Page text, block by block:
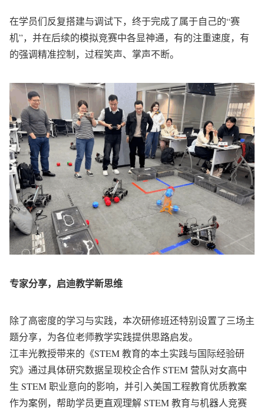
在学员们反复搭建与调试下，终于完成了属于自己的“赛
机”，并在后续的模拟竞赛中各显神通，有的注重速度，有
的强调精准控制，过程笑声、掌声不断。
专家分享，启迪教学新思维
除了高密度的学习与实践，本次研修班还特别设置了三场主
题分享，为各位老师教学实践提供思路启发。
江丰光教授带来的《STEM 教育的本土实践与国际经验研
究》通过具体研究数据呈现校企合作 STEM 营队对女高中
生 STEM 职业意向的影响，并引入美国工程教育优质教案
作为案例，帮助学员更直观理解 STEM 教育与机器人竞赛